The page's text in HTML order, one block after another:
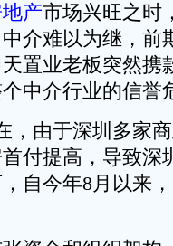
产市场兴旺之时
介难以为继，前
置业老板突然携
中介行业的信誉
由于深圳多家商
付提高，导致深
自今年8月以来